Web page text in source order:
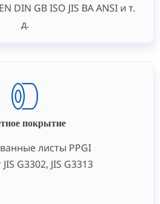
DIN GB ISO JIS BA ANSI и т.
д.
покрытие
листы PPGI
G3302, JIS G3313